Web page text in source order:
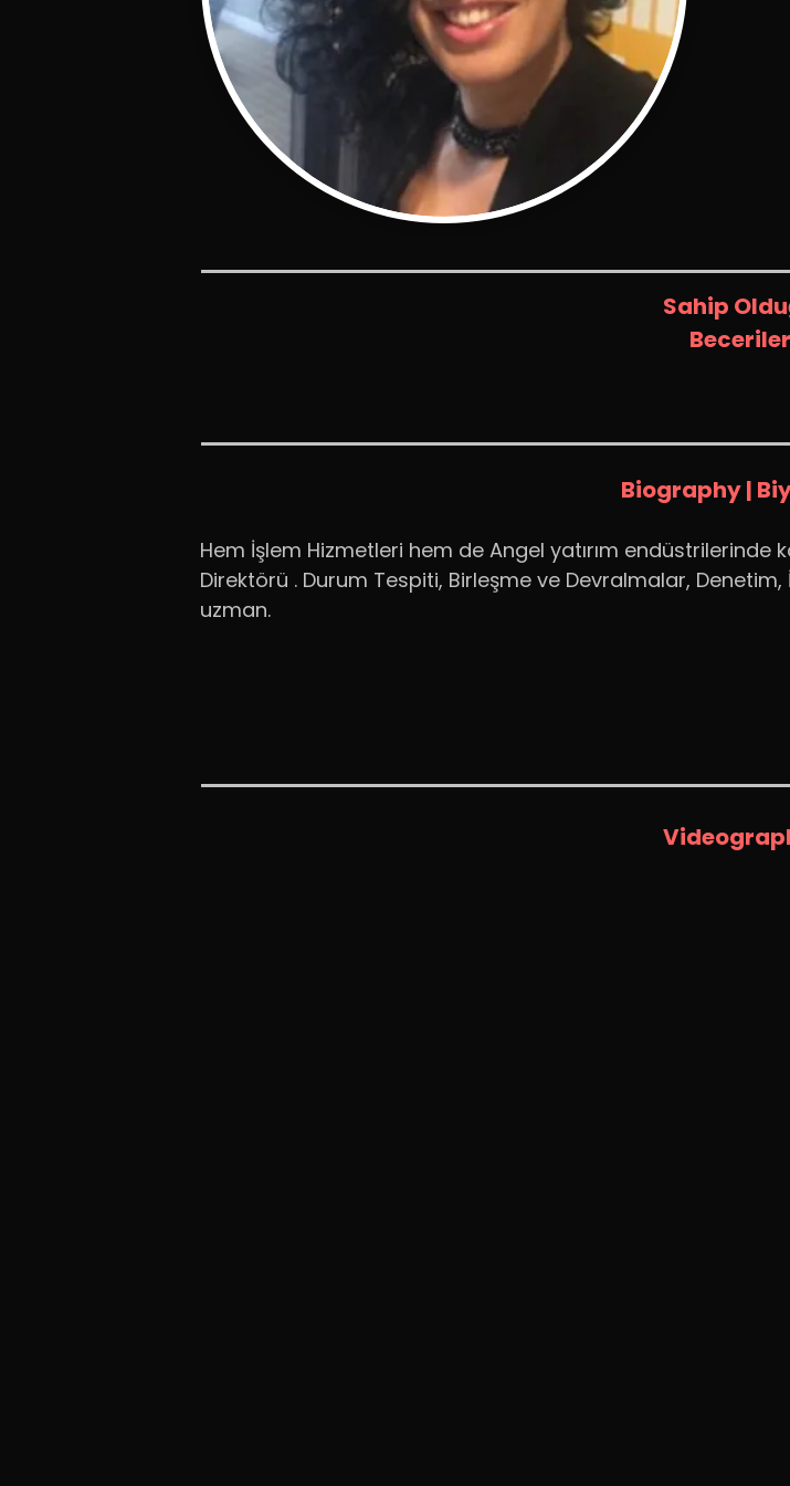
Sahip
Beceriler
Biography |
Hem İşlem Hizmetleri hem de Angel yatırım endüstrilerinde
Direktörü . Durum Tespiti, Birleşme ve Devralmalar,
uzman.